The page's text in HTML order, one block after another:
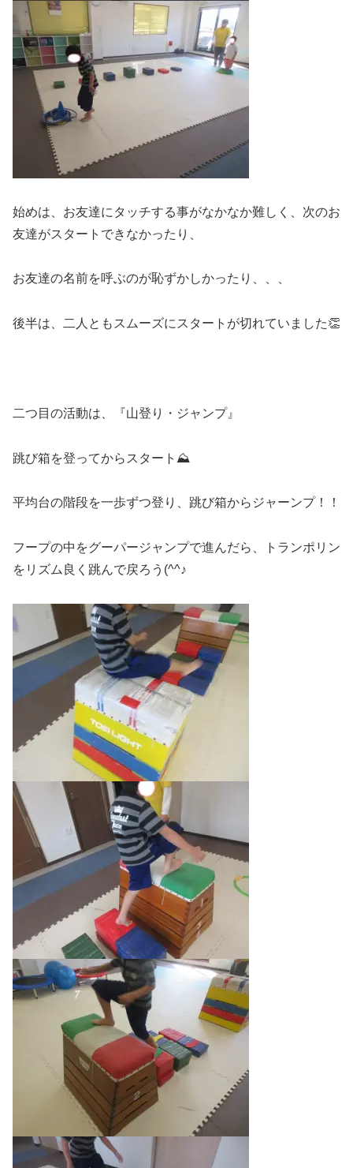
始めは、お友達にタッチする事がなかなか難しく、次のお
友達がスタートできなかったり、
お友達の名前を呼ぶのが恥ずかしかったり、、、
後半は、二人ともスムーズにスタートが切れていました👏
二つ目の活動は、『山登り・ジャンプ』
跳び箱を登ってからスタート⛰
平均台の階段を一歩ずつ登り、跳び箱からジャーンプ！！
フープの中をグーパージャンプで進んだら、トランポリン
をリズム良く跳んで戻ろう(^^♪